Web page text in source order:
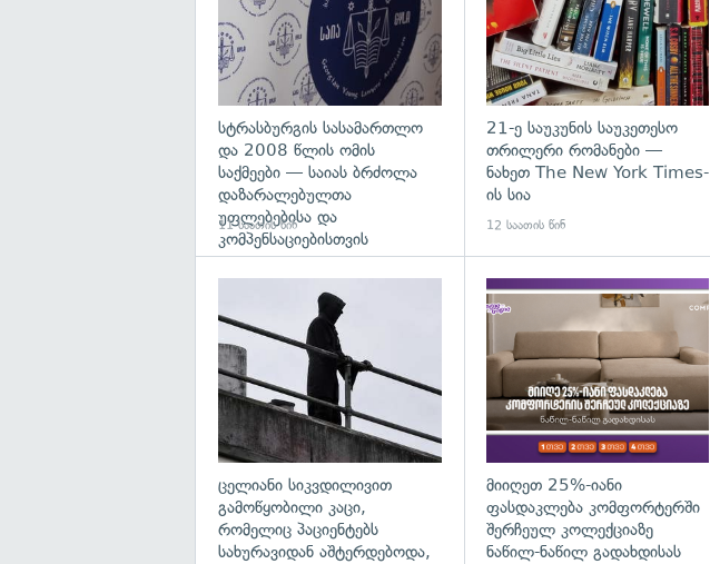
სტრასბურგის სასამართლო
და 2008 წლის ომის
საქმეები — საიას ბრძოლა
დაზარალებულთა
უფლებებისა და
კომპენსაციებისთვის
11 საათის წინ
21-ე საუკუნის საუკეთესო
თრილერი რომანები —
ნახეთ The New York Times-
ის სია
12 საათის წინ
გადახედვა
ცელიანი სიკვდილივით
გამოწყობილი კაცი,
რომელიც პაციენტებს
სახურავიდან აშტერდებოდა,
მიიღეთ 25%-იანი
ფასდაკლება კომფორტერში
შერჩეულ კოლექციაზე
ნაწილ-ნაწილ გადახდისას